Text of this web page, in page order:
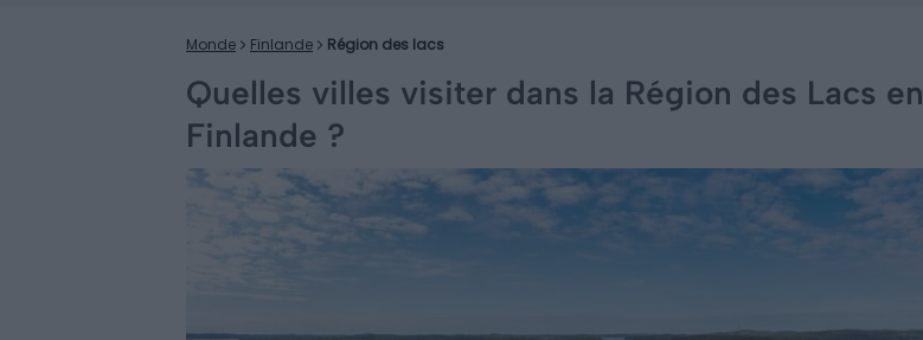
Monde Finlande Région des lacs
Quelles villes visiter dans la Région des Lacs en
Finlande ?